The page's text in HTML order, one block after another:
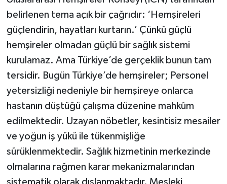
belirlenen tema açık bir çağrıdır: ‘Hemşireleri
güçlendirin, hayatları kurtarın.’ Çünkü güçlü
hemşireler olmadan güçlü bir sağlık sistemi
kurulamaz. Ama Türkiye’de gerçeklik bunun tam
tersidir. Bugün Türkiye’de hemşireler; Personel
yetersizliği nedeniyle bir hemşireye onlarca
hastanın düştüğü çalışma düzenine mahkûm
edilmektedir. Uzayan nöbetler, kesintisiz mesailer
ve yoğun iş yükü ile tükenmişliğe
sürüklenmektedir. Sağlık hizmetinin merkezinde
olmalarına rağmen karar mekanizmalarından
sistematik olarak dışlanmaktadır. Mesleki